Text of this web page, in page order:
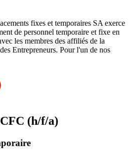
fixes et temporaires SA exerce
de personnel temporaire et fixe en
les membres des affiliés de la
Entrepreneurs. Pour l'un de nos
(h/f/a)